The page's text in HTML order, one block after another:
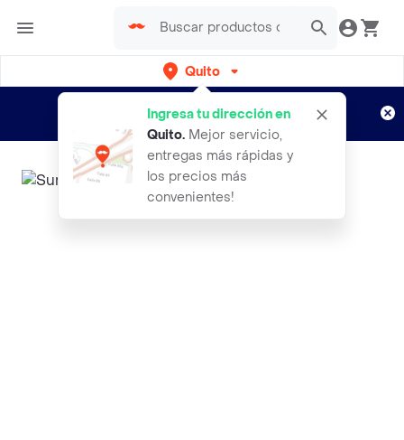
Quito
Ingresa tu dirección en
Quito. Mejor servicio,
entregas más rápidas y
los precios más
convenientes!
envíos gratis por semanas
Aplican TyC